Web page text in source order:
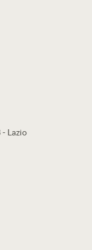
- Lazio